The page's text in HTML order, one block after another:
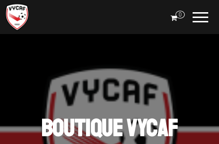
0
Boutique VYCAF